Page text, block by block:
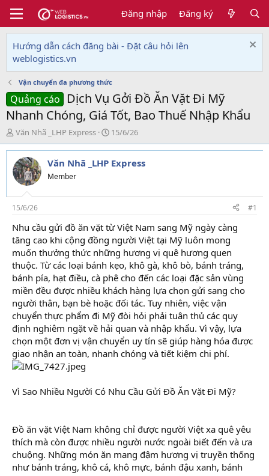
Đăng nhập Đăng ký
Hướng dẫn cách đăng bài - Đặt câu hỏi lên
weblogistics.vn
Vận chuyển đa phương thức
Quảng cáo
Dịch Vụ Gởi Đồ Ăn Vặt Đi Mỹ
Nhanh Chóng, Giá Tốt, Bao Thuế Nhập Khẩu
T
h
r
e
a
d
s
t
a
r
t
e
r
Văn Nhã _LHP Express
N
g
à
y
i
15/6/26
Văn Nhã _LHP Express
Member
15/6/26 #1
Nhu cầu gửi đồ ăn vặt từ Việt Nam sang Mỹ ngày càng
tăng cao khi cộng đồng người Việt tại Mỹ luôn mong
muốn thưởng thức những hương vị quê hương quen
thuộc. Từ các loại bánh kẹo, khô gà, khô bò, bánh tráng,
bánh pía, hạt điều, cà phê cho đến các loại đặc sản vùng
miền đều được nhiều khách hàng lựa chọn gửi sang cho
người thân, bạn bè hoặc đối tác. Tuy nhiên, việc vận
chuyển thực phẩm đi Mỹ đòi hỏi phải tuân thủ các quy
định nghiêm ngặt về hải quan và nhập khẩu. Vì vậy, lựa
chọn một đơn vị vận chuyển uy tín sẽ giúp hàng hóa được
giao nhận an toàn, nhanh chóng và tiết kiệm chi phí.
Vì Sao Nhiều Người Có Nhu Cầu Gửi Đồ Ăn Vặt Đi Mỹ?
Đồ ăn vặt Việt Nam không chỉ được người Việt xa quê yêu
thích mà còn được nhiều người nước ngoài biết đến và ưa
chuộng. Những món ăn mang đậm hương vị truyền thống
như bánh tráng, khô cá, khô mực, bánh đậu xanh, bánh